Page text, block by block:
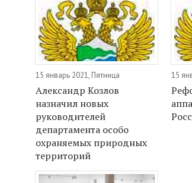
15 январь 2021, Пятница
Александр Козлов
назначил новых
руководителей
департамента особо
охраняемых природных
территорий
15